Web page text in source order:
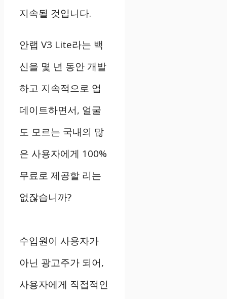
지속될 것입니다.
안랩 V3 Lite라는 백
신을 몇 년 동안 개발
하고 지속적으로 업
데이트하면서, 얼굴
도 모르는 국내의 많
은 사용자에게 100%
무료로 제공할 리는
없잖습니까?
수입원이 사용자가
아닌 광고주가 되어,
사용자에게 직접적인